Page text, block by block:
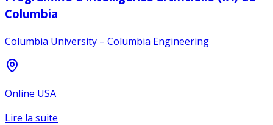
Columbia
Columbia University – Columbia Engineering
Online USA
Lire la suite